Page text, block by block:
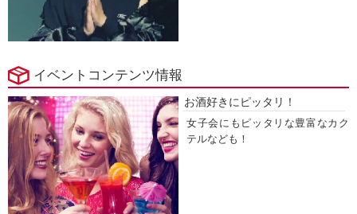
イベントコンテンツ情報
お酒好きにピッタリ！
女子会にもピッタリな豊富なカク
テルなども！